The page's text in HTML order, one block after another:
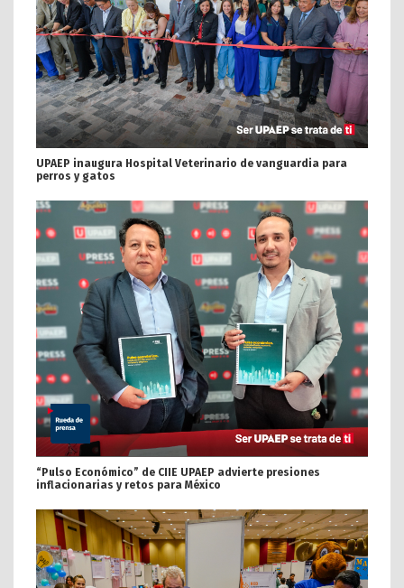
UPAEP inaugura Hospital Veterinario de vanguardia para
perros y gatos
“Pulso Económico” de CIIE UPAEP advierte presiones
inflacionarias y retos para México